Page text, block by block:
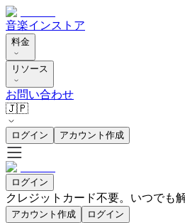
音楽インストア
料金
リソース
お問い合わせ
🇯🇵
ログイン アカウント作成
ログイン
クレジットカード不要。いつでも
アカウント作成 ログイン